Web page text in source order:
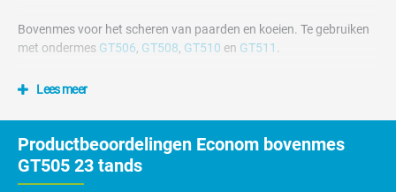
Bovenmes voor het scheren van paarden en koeien. Te gebruiken
met ondermes GT506, GT508, GT510 en GT511
Lees meer
Productbeoordelingen Econom bovenmes
GT505 23 tands